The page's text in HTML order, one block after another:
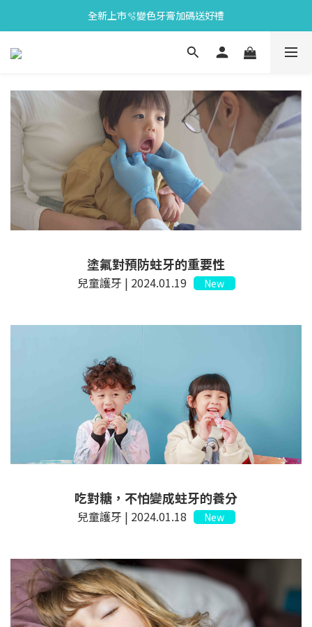
會員限定🎁點數兌換好禮
全新上市🫧變色牙膏加碼送好禮
塗氟對預防蛀牙的重要性
兒童護牙 | 2024.01.19 New
吃對糖，不怕變成蛀牙的養分
兒童護牙 | 2024.01.18 New